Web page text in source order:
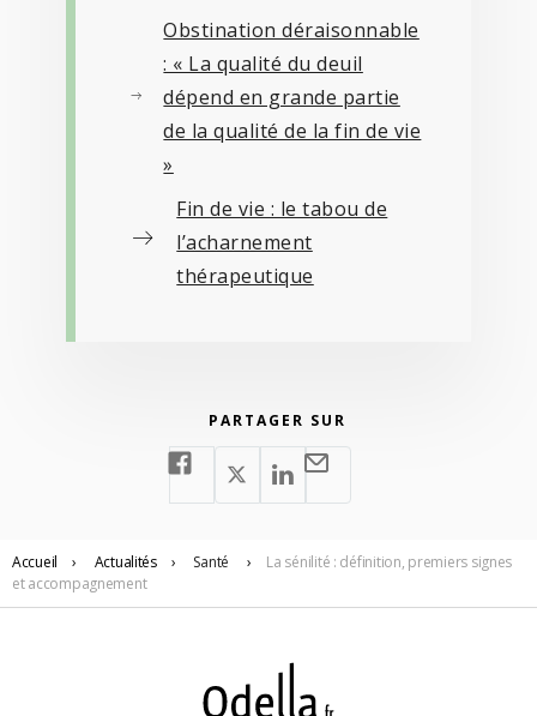
PARTAGER SUR
Obstination déraisonnable
: « La qualité du deuil
dépend en grande partie
de la qualité de la fin de vie
»
Fin de vie : le tabou de
l’acharnement
thérapeutique
Accueil › Actualités › Santé ›
La sénilité : définition, premiers signes
et accompagnement